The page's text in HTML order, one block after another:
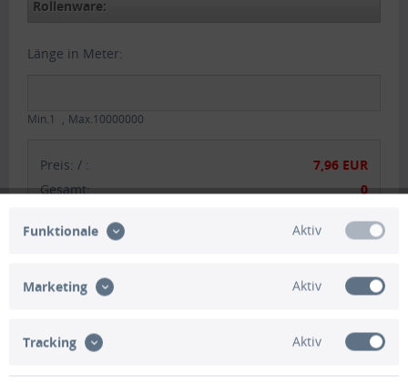
Rollenware:
Länge in Meter:
Min.1 Max.10000000
Preis: / :
7,96 EUR
Gesamt:
0
+Zwischensumme:
0,00 EUR
inkl. MwSt.
Funktionale Aktiv
Marketing Aktiv
Tracking Aktiv